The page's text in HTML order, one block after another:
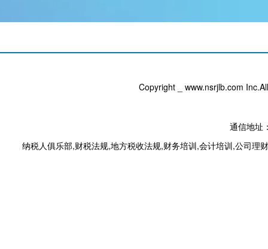
Copyright _ www.nsrjlb.com
通信地址
纳税人俱乐部,财税法规,地方税收法规,财务培训,会计培训,公司理